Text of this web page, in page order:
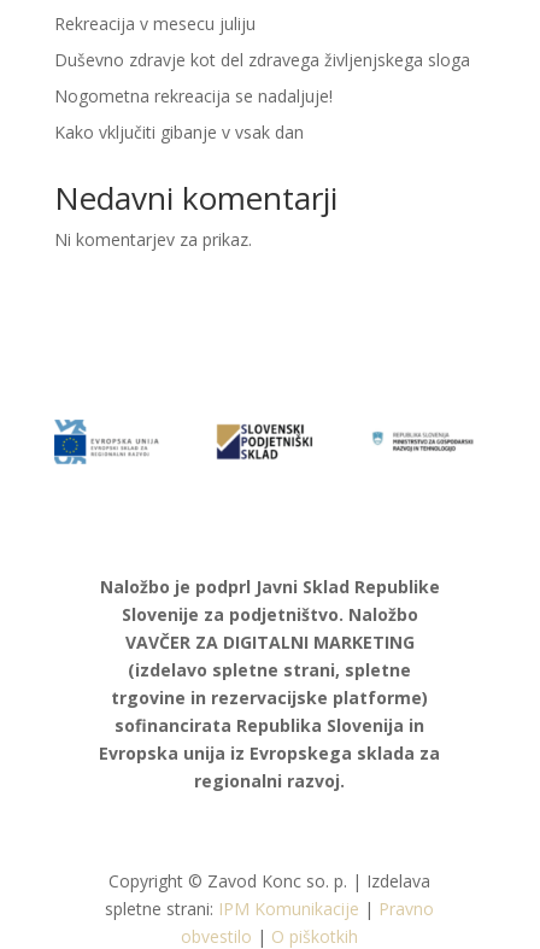
Rekreacija v mesecu juliju
Duševno zdravje kot del zdravega življenjskega sloga
Nogometna rekreacija se nadaljuje!
Kako vključiti gibanje v vsak dan
Nedavni komentarji
Ni komentarjev za prikaz.
Naložbo je podprl Javni Sklad Republike
Slovenije za podjetništvo. Naložbo
VAVČER ZA DIGITALNI MARKETING
(izdelavo spletne strani, spletne
trgovine in rezervacijske platforme)
sofinancirata Republika Slovenija in
Evropska unija iz Evropskega sklada za
regionalni razvoj.
Copyright © Zavod Konc so. p. | Izdelava
spletne strani: IPM Komunikacije | Pravno
obvestilo | O piškotkih